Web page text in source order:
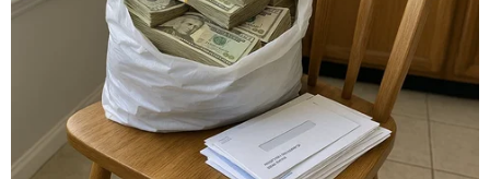
Thảm sát tại Tây Bắc Nigeria khiến ít
nhất 30 người thiệt mạng
27/07/2026 22:54